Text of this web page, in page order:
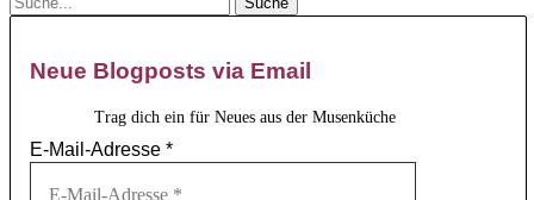
Neue Blogposts via Email
Trag dich ein für Neues aus der Musenküche
E-Mail-Adresse *